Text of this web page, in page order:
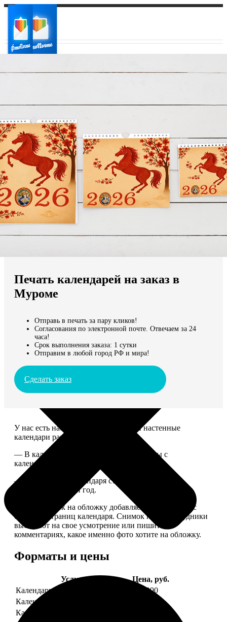
Ваш регион доставки
Выберите из списка:
Мы доставляем по всему миру
Продолжить без города
Печать календарей на заказ в
Муроме
Отправь в печать за пару кликов!
Согласования по электронной почте. Отвечаем за 24
часа!
Срок выполнения заказа: 1 сутки
Отправим в любой город РФ и мира!
Сделать заказ
У нас есть настольные, магнитные и настенные
календари разных размеров.
— В календаре 13 листов: обложка+листы с
календарной сеткой.
— Обложка для календаря стандартная, дизайн
обновляем каждый год.
— В кружочек на обложку добавляем фотографию с
одной из страниц календаря. Снимок наши сотрудники
выбирают на свое усмотрение или пишите в
комментариях, какое именно фото хотите на обложку.
Форматы и цены
Услуга
Цена, руб.
Календарь настенный
от 1290
Календарь "домик"
Календарь магнитный отрывной